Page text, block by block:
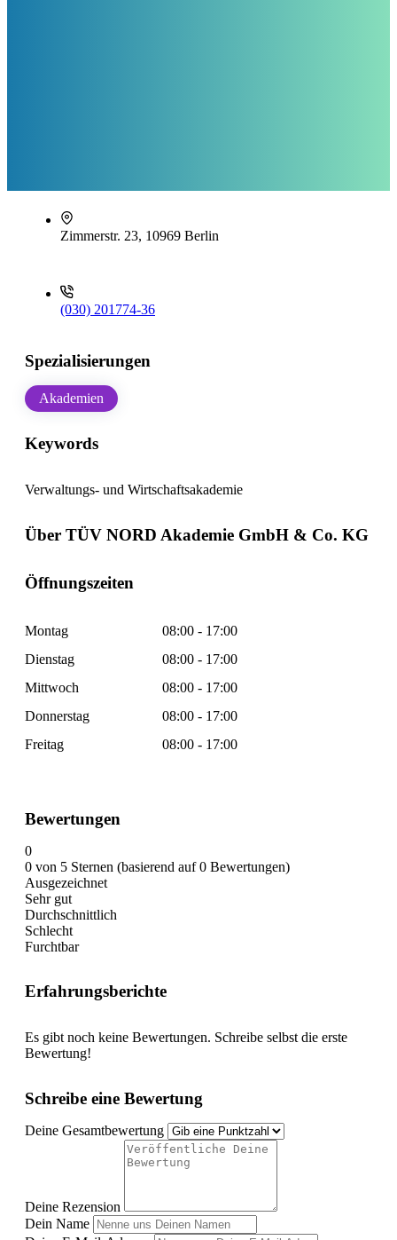
Zimmerstr. 23, 10969 Berlin
(030) 201774-36
Spezialisierungen
Akademien
Keywords
Verwaltungs- und Wirtschaftsakademie
Über TÜV NORD Akademie GmbH & Co. KG
Öffnungszeiten
Montag
08:00 - 17:00
Dienstag
08:00 - 17:00
Mittwoch
08:00 - 17:00
Donnerstag
08:00 - 17:00
Freitag
08:00 - 17:00
Bewertungen
0
0 von 5 Sternen (basierend auf 0 Bewertungen)
Ausgezeichnet
Sehr gut
Durchschnittlich
Schlecht
Furchtbar
Erfahrungsberichte
Es gibt noch keine Bewertungen. Schreibe selbst die erste
Bewertung!
Schreibe eine Bewertung
Deine Gesamtbewertung
Deine Rezension
Dein Name